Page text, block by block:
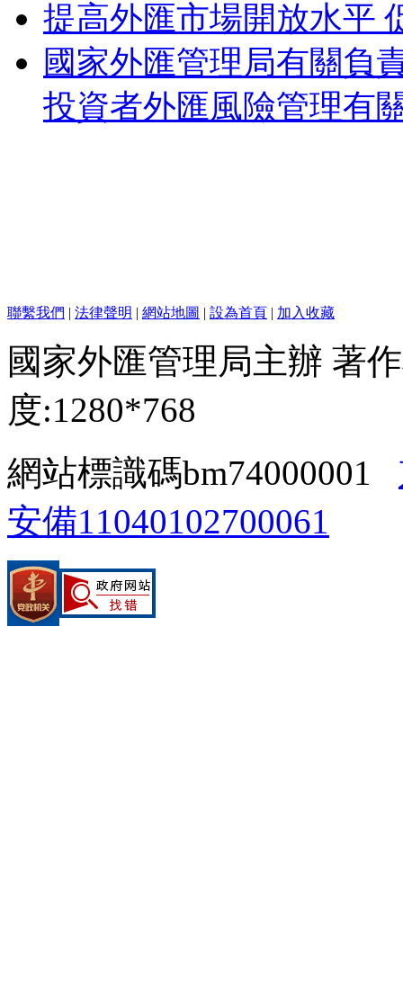
提高外匯市場開放水平
國家外匯管理局有關負
投資者外匯風險管理有
聯繫我們 | 法律聲明 | 網站地圖 | 設為首頁 | 加入收藏
國家外匯管理局主辦 著
度:1280*768
網站標識碼bm74000001
安備11040102700061